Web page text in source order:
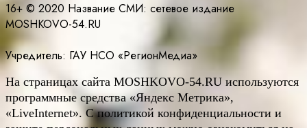
16+ © 2020 Название СМИ: cетевое издание
MOSHKOVO-54.RU
Учредитель: ГАУ НСО «РегионМедиа»
На страницах сайта MOSHKOVO-54.RU используются
программные средства «Яндекс Метрика»,
«LiveInternet». С политикой конфиденциальности и